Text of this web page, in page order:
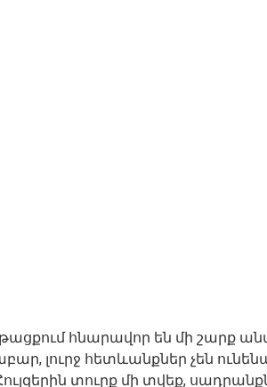
հնարավոր են մի շարք
լուրջ հետևանքներ չեն
տուրք մի տվեք,